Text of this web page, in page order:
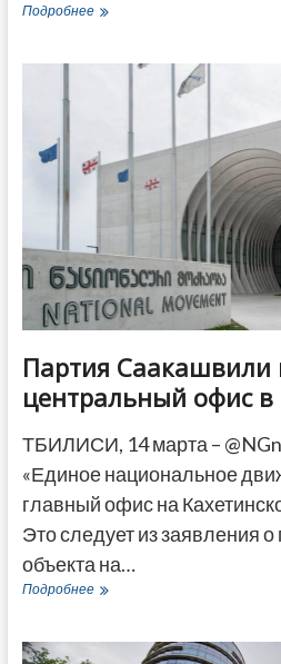
ПодробнееТбилиси
Армении
прочному
миру
Партия Саакашвили
центральный офис в
ТБИЛИСИ, 14 марта –
«Единое национальное
главный офис на
Это следует из заявления
объекта на…
ПодробнееПартия
свой